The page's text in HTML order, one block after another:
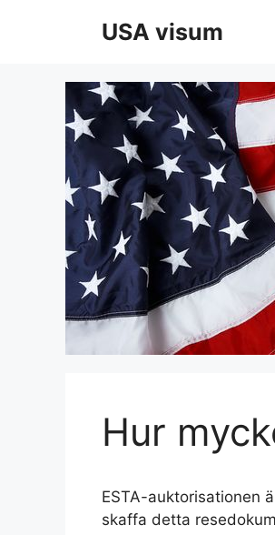
USA visum
Hur
ESTA-auktorisationen
skaffa detta